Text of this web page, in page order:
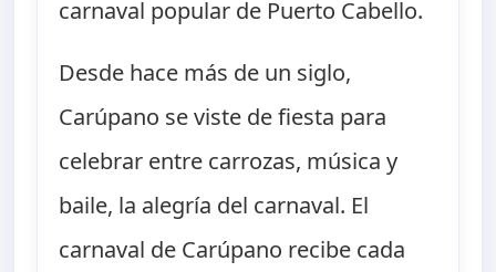
carnaval popular de Puerto Cabello.
Desde hace más de un siglo,
Carúpano se viste de fiesta para
celebrar entre carrozas, música y
baile, la alegría del carnaval. El
carnaval de Carúpano recibe cada